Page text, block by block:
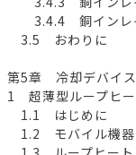
3.4.4 銅インレイ
3.5 おわりに
第5章 冷却デバイス
1 超薄型ループヒ
1.1 はじめに
1.2 モバイル機器